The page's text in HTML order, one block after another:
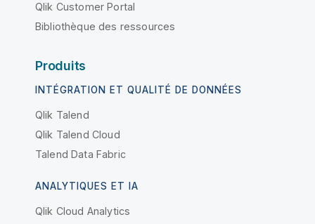
Qlik Customer Portal
Bibliothèque des ressources
Produits
INTÉGRATION ET QUALITÉ DE DONNÉES
Qlik Talend
Qlik Talend Cloud
Talend Data Fabric
ANALYTIQUES ET IA
Qlik Cloud Analytics